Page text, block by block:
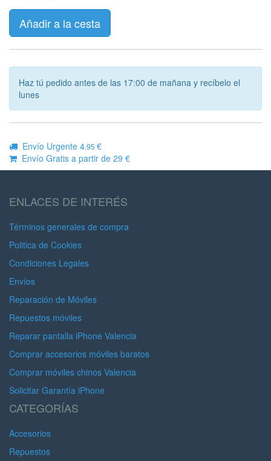
Añadir a la cesta
Haz tú pedido antes de las 17:00 de mañana y recíbelo el
lunes
Envío Urgente 4.95 €
Envío Gratis a partir de 29 €
ENLACES DE INTERÉS
Términos generales de compra
Politica de Cookies
Condiciones Legales
Envíos
Reparación de Móviles
Repuestos móviles
Reparar pantalla iPhone Valencia
Comprar accesorios móviles baratos
Comprar móviles chinos Valencia
Solicitar Garantía iPhone
CATEGORÍAS
Accesorios
Repuestos